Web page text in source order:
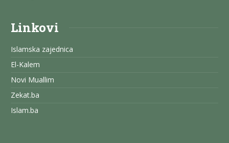
Linkovi
Islamska zajednica
El-Kalem
Novi Muallim
Zekat.ba
Islam.ba